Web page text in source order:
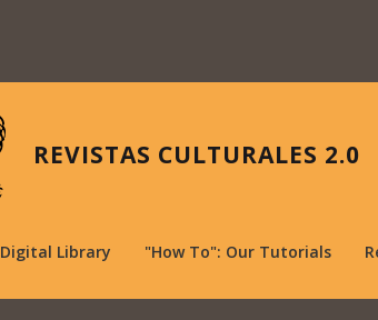
REVISTAS CULTURALES 2.0
Digital Library "How To": Our Tutorials